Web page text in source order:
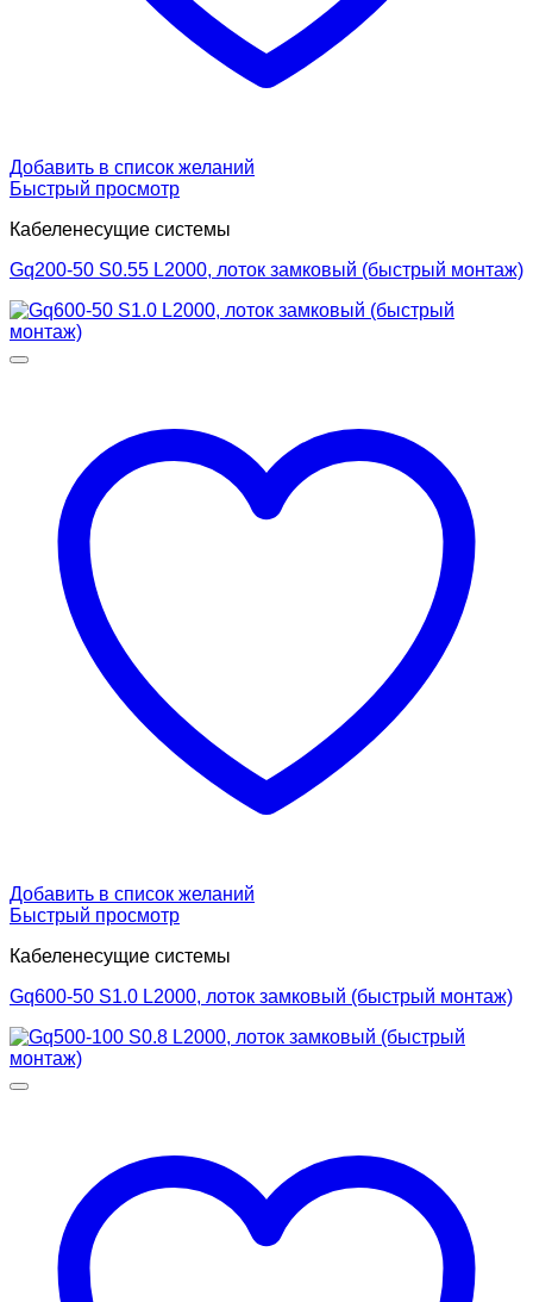
Добавить в список желаний
Быстрый просмотр
Кабеленесущие системы
Gq200-50 S0.55 L2000, лоток замковый (быстрый монтаж)
Добавить в список желаний
Быстрый просмотр
Кабеленесущие системы
Gq600-50 S1.0 L2000, лоток замковый (быстрый монтаж)